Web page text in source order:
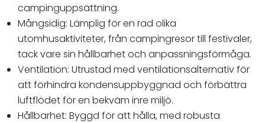
campinguppsättning.
Mångsidig: Lämplig för en rad olika
utomhusaktiviteter, från campingresor till festivaler,
tack vare sin hållbarhet och anpassningsförmåga.
Ventilation: Utrustad med ventilationsalternativ för
att förhindra kondensuppbyggnad och förbättra
luftflödet för en bekväm inre miljö.
Hållbarhet: Byggd för att hålla, med robusta